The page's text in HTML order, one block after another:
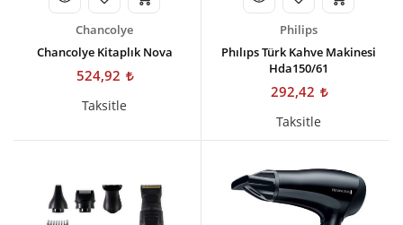
Chancolye
Chancolye Kitaplık Nova
524,92
Taksitle
Philips
Phılıps Türk Kahve Makinesi
Hda150/61
292,42
Taksitle